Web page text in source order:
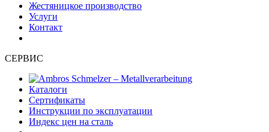
Жестяницкое производство
Услуги
Контакт
СЕРВИС
Каталоги
Сертификаты
Инструкции по эксплуатации
Индекс цен на сталь